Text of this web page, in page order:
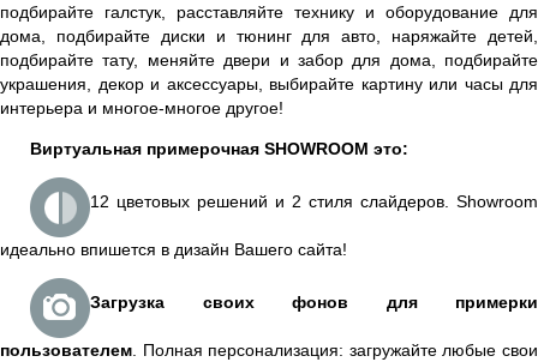
подбирайте галстук, расставляйте технику и оборудование для
дома, подбирайте диски и тюнинг для авто, наряжайте детей,
подбирайте тату, меняйте двери и забор для дома, подбирайте
украшения, декор и аксессуары, выбирайте картину или часы для
интерьера и многое-многое другое!
Виртуальная примерочная SHOWROOM это:
12 цветовых решений и 2 стиля слайдеров. Showroom
идеально впишется в дизайн Вашего сайта!
Загрузка своих фонов для примерки
пользователем . Полная персонализация: загружайте любые свои